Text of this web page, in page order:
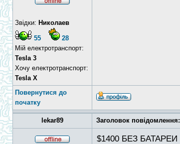
Звідки: Николаев
55
28
Мій електротранспорт:
Tesla 3
Хочу електротранспорт:
Tesla X
Повернутися до
початку
lekar89 Заголовок повідомлення:
$1400 БЕЗ БАТАРЕИ